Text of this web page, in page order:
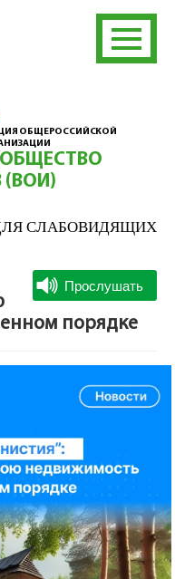
ОБЩЕРОССИЙСКОЙ
(ВОИ)
СЛАБОВИДЯЩИХ
порядке